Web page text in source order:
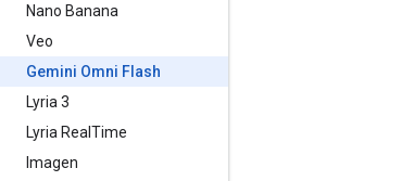
Nano Banana
Veo
Gemini Omni Flash
Lyria 3
Lyria Real Time
Imagen